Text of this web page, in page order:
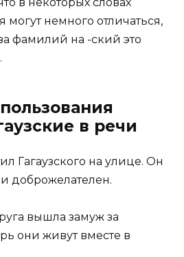
могут немного отличаться,
фамилий на -ский это
в речи
Гагаузского на улице. Он
доброжелателен.
вышла замуж за
они живут вместе в